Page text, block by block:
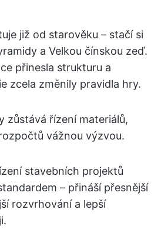
již od starověku – stačí si
a Velkou čínskou zeď.
přinesla strukturu a
zcela změnily pravidla hry.
zůstává řízení materiálů,
vážnou výzvou.
stavebních projektů
– přináší přesnější
rozvrhování a lepší